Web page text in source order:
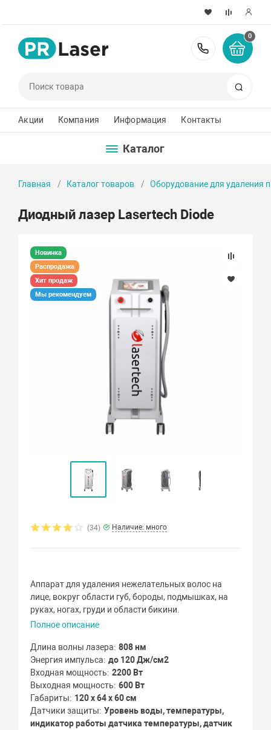
8 800
0
Акции Компания Информация Контакты
Каталог
Главная Каталог товаров Оборудование для удаления
Диодный лазер Lasertech Diode
Новинка
Распродажа
Хит продаж
Мы рекомендуем
(34) Наличие: много
Аппарат для удаления нежелательных волос на
лице, вокруг области губ, бороды, подмышках, на
руках, ногах, груди и области бикини.⁠
Полное описание
Длина волны лазера 808 нм
Энергия импульса до 120 Дж/см2
Входная мощность 2200 Вт
Выходная мощность 600 Вт
Габариты
120 х 64 х 60 см
Датчики защиты Уровень воды, температуры,
индикатор работы датчика температуры, датчик